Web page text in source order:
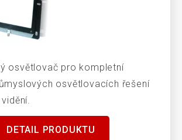
osvětlovač pro kompletní
osvětlovacích řešení
DETAIL PRODUKTU